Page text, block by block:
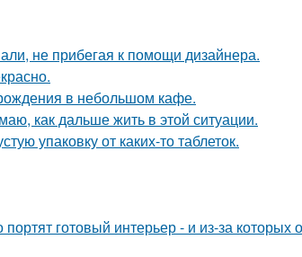
не прибегая к помощи дизайнера.
в небольшом кафе.
как дальше жить в этой ситуации.
упаковку от каких-то таблеток.
готовый интерьер - и из-за которых